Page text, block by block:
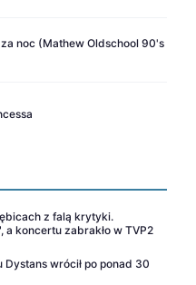
noc (Mathew Oldschool 90's
z falą krytyki.
a koncertu zabrakło w TVP2
Dystans wrócił po ponad 30